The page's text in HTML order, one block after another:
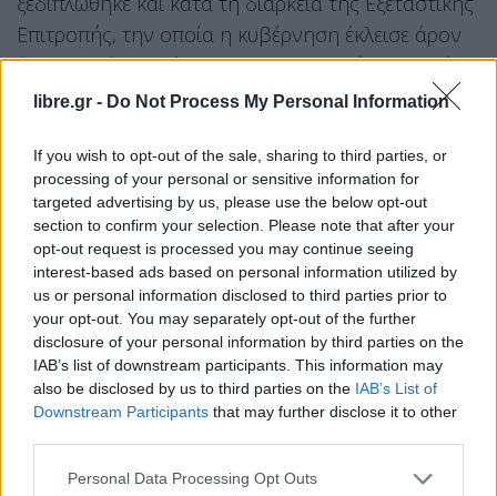
libre.gr - Do Not Process My Personal Information
If you wish to opt-out of the sale, sharing to third parties, or
processing of your personal or sensitive information for
targeted advertising by us, please use the below opt-out
section to confirm your selection. Please note that after your
opt-out request is processed you may continue seeing
interest-based ads based on personal information utilized by
us or personal information disclosed to third parties prior to
your opt-out. You may separately opt-out of the further
disclosure of your personal information by third parties on the
IAB’s list of downstream participants. This information may
also be disclosed by us to third parties on the IAB’s List of
Downstream Participants that may further disclose it to other
Personal Data Processing Opt Outs
Επιτροπής, την οποία η κυβέρνηση έκλεισε άρον
άρον, αλλά και η ίδια η ΕΕ και η Κοινή Αγροτική
Πολιτική της, που αποτέλεσε το “λίπασμα” για να
εξαγοράς» αναφέρει το σχόλιο του κόμματος και
καταλήγει:
«Αυτό που απαιτείται είναι να διερευνηθούν
όλες οι ποινικές ευθύνες υπουργών και βουλευτών
της ΝΔ, αλλά κυρίως ο λαός να “καθίσει στο
σκαμνί” τον βασικό ένοχο, την πολιτική της ΕΕ και
των κυβερνήσεων, που ξεκληρίζει τους
βιοπαλαιστές αγρότες προς όφελος των μεγάλων